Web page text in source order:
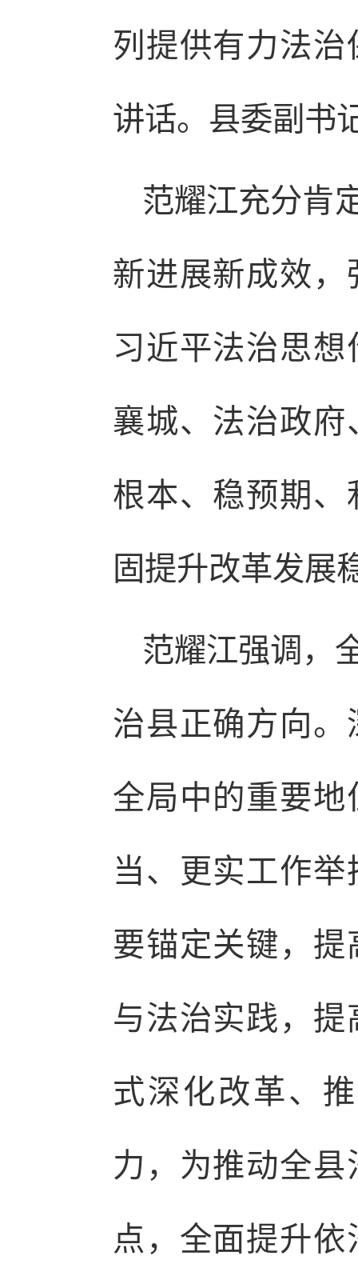
列提供有力法
讲话。县委副书
范耀江充分肯
新进展新成效
习近平法治思
襄城、法治政
根本、稳预期
固提升改革发展
范耀江强调，
治县正确方向
全局中的重要
当、更实工作
要锚定关键，
与法治实践，
式深化改革、
力，为推动全
点，全面提升